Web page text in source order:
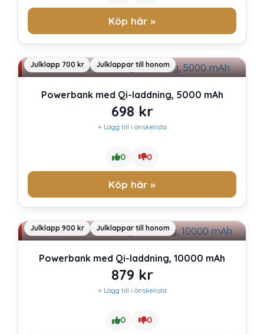
var:
349 kr.
är:
223 kr.
Köp här »
Julklapp 700 kr Julklappar till honom
Powerbank med Qi-laddning, 5000 mAh
698 kr
+ Lägg till i önskelista
0 0
Köp här »
Julklapp 900 kr Julklappar till honom
Powerbank med Qi-laddning, 10000 mAh
879 kr
+ Lägg till i önskelista
0 0